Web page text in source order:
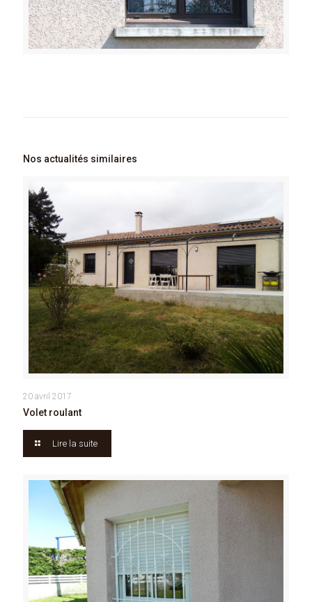
Nos actualités similaires
20 avril 2017
Volet roulant
Lire la suite